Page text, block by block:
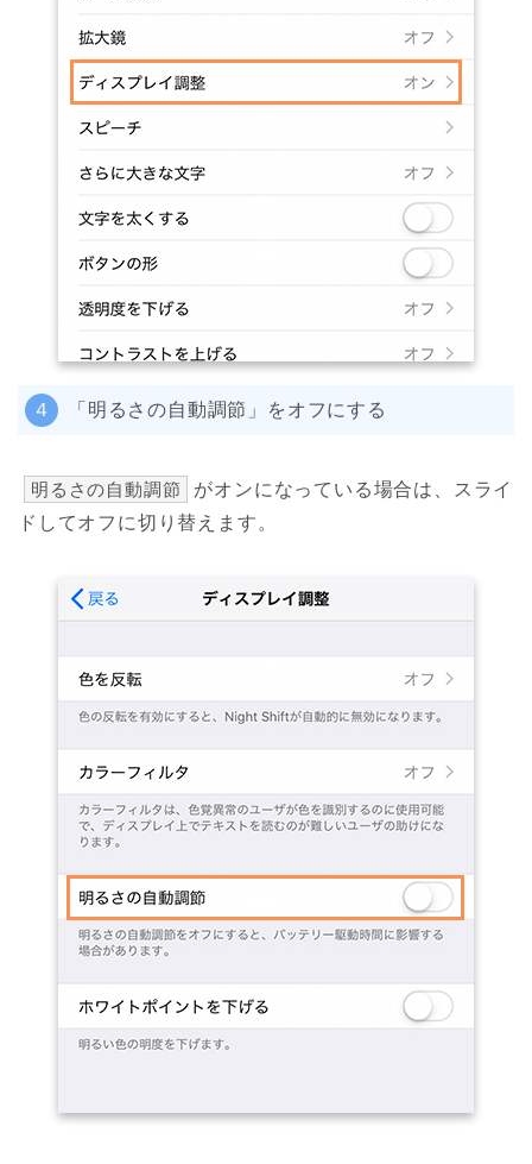
４ 「明るさの自動調節」をオフにする
明るさの自動調節
がオンになっている場合は、スライ
ドしてオフに切り替えます。